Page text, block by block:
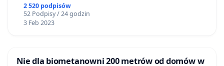
2 520 podpisów
52 Podpisy / 24 godzin
3 Feb 2023
Nie dla biometanowni 200 metrów od domów w